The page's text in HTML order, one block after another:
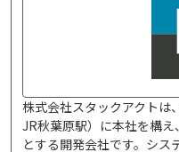
株式会社スタックアクトは
JR秋葉原駅）に本社を構
とする開発会社です。シス